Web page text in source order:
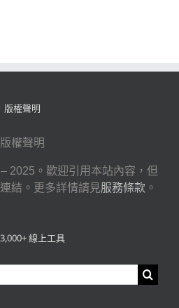
版權聲明
版權聲明
2025。歡迎引用本站內容，但
結。更多詳情請見服務條款 。
線上工具